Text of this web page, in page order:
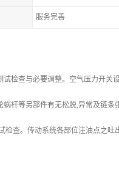
服务完善
检查与必要调整。空气压力开关
杆等另部件有无松脱,异常及链条
查。传动系统各部位注油点之吐